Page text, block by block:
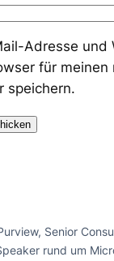
Adresse und
für meinen
speichern.
Senior
rund um